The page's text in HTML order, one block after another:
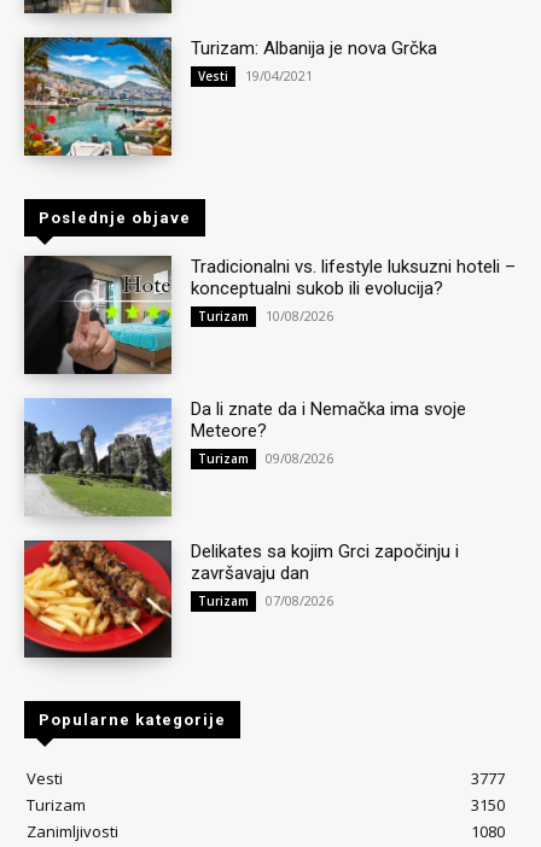
Turizam: Albanija je nova Grčka
Vesti 19/04/2021
Poslednje objave
Tradicionalni vs. lifestyle luksuzni hoteli –
konceptualni sukob ili evolucija?
Turizam 10/08/2026
Da li znate da i Nemačka ima svoje
Meteore?
Turizam 09/08/2026
Delikates sa kojim Grci započinju i
završavaju dan
Turizam 07/08/2026
Popularne kategorije
Vesti
3777
Turizam
3150
Zanimljivosti
1080